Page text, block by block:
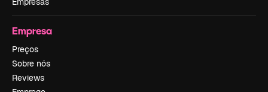
Empresa
Preços
Sobre nós
Reviews